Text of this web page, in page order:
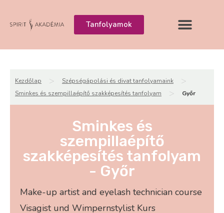
Tanfolyamok
Kezdőlap > Szépségápolási és divat tanfolyamaink >
Sminkes és szempillaépítő szakképesítés tanfolyam > Győr
Sminkes és
szempillaépítő
szakképesítés tanfolyam
- Győr
Make-up artist and eyelash technician course
Visagist und Wimpernstylist Kurs